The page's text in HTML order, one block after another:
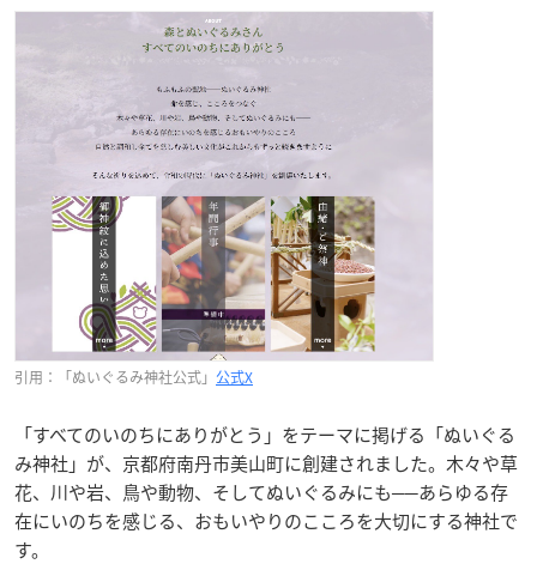
引用：「ぬいぐるみ神社公式」 公式X
「すべてのいのちにありがとう」をテーマに掲げる「ぬいぐる
み神社」が、京都府南丹市美山町に創建されました。木々や草
花、川や岩、鳥や動物、そしてぬいぐるみにも──あらゆる存
在にいのちを感じる、おもいやりのこころを大切にする神社で
す。